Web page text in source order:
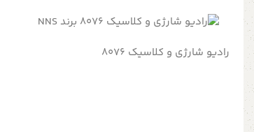
رادیو شارژی و کلاسیک 8076